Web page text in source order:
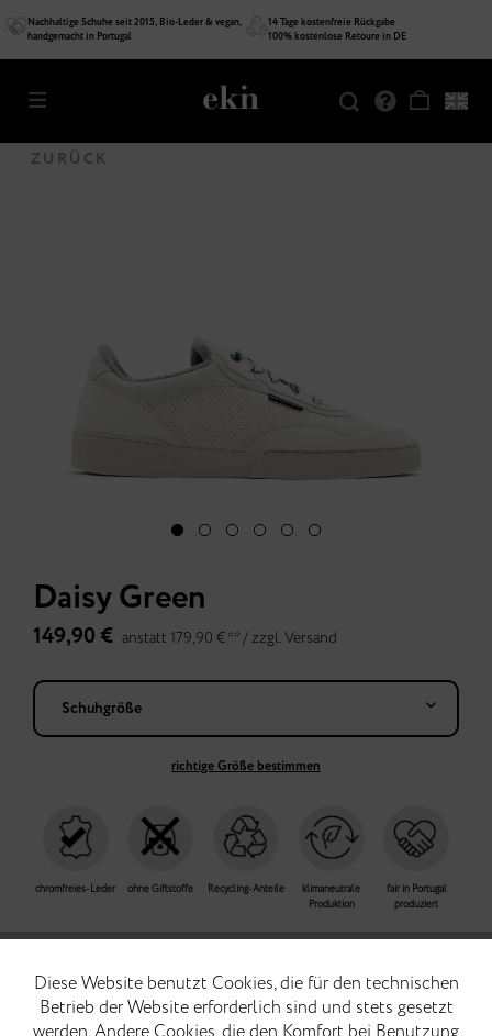
Nachhaltige Schuhe seit 2015, Bio-Leder & vegan,
handgemacht in Portugal
14 Tage kostenfreie Rückgabe
100% kostenlose Retoure in DE
ZURÜCK
Daisy Green
149,90 € anstatt 179,90 € ** / zzgl. Versand
richtige Größe bestimmen
chromfreies-Leder ohne Giftstoffe Recycling-Anteile
klimaneutrale
Produktion
fair in Portugal
produziert
BESCHREIBUNG
Funktionale Aktiv
Diese Website benutzt Cookies, die für den technischen
Betrieb der Website erforderlich sind und stets gesetzt